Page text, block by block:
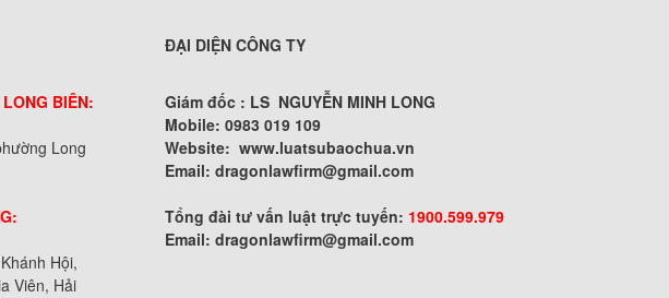
BIÊN:
Long
Hội,
Viên, Hải
ĐẠI DIỆN CÔNG TY
Giám đốc : LS NGUYỄN MINH LONG
Mobile: 0983 019 109
Website: www.luatsubaochua.vn
Email: dragonlawfirm@gmail.com
Tổng đài tư vấn luật trực tuyến: 1900.599.979
Email: dragonlawfirm@gmail.com